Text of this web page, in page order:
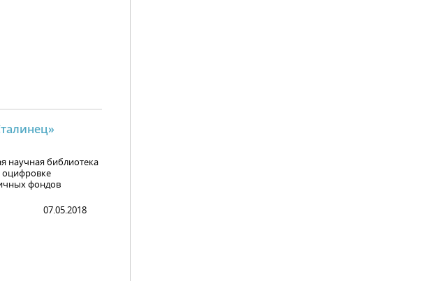
научная библиотека
оцифровке
фондов
07.05.2018